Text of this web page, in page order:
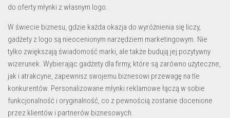
do oferty młynki z własnym logo.
W świecie biznesu, gdzie każda okazja do wyróżnienia się liczy,
gadżety z logo są nieocenionym narzędziem marketingowym. Nie
tylko zwiększają świadomość marki, ale także budują jej pozytywny
wizerunek. Wybierając gadżety dla firmy, które są zarówno użyteczne,
jak i atrakcyne, zapewnisz swojemu biznesowi przewagę na tle
konkurentów. Personalizowane młynki reklamowe łączą w sobie
funkcjonalność i oryginalność, co z pewnością zostanie docenione
przez klientów i partnerów biznesowych.